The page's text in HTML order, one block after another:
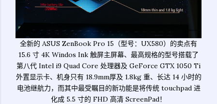
全新的 ASUS ZenBook Pro 15（型号：UX580）的卖点有
15.6 寸 4K Windos Ink 触屏主屏幕、最高规格的型号搭载了
第八代 Intel i9 Quad Core 处理器及 GeForce GTX 1050 Ti
外置显示卡、机身只有 18.9mm厚及 1.8kg 重、长达 14 小时的
电池继航力，而其中最受瞩目的新功能是将传统 touchpad 进
化成 5.5 寸的 FHD 高清 ScreenPad！